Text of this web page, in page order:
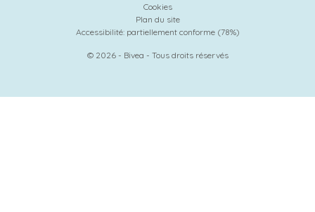
Cookies
Plan du site
Accessibilité: partiellement conforme (78%)
© 2026 - Bivea - Tous droits réservés